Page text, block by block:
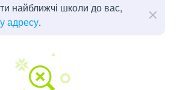
найближчі школи до вас,
адресу.